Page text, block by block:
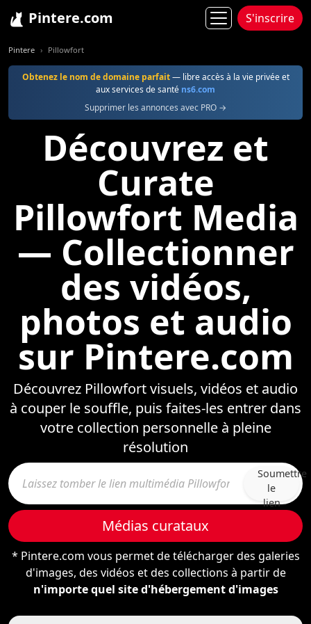
Pintere.com S'inscrire
Pintere Pillowfort
Obtenez le nom de domaine parfait— libre accès à la vie privée et
aux services de santé ns6.com
Supprimer les annonces avec PRO →
Découvrez et
Curate
Pillowfort Media
— Collectionner
des vidéos,
photos et audio
sur Pintere.com
Découvrez Pillowfort visuels, vidéos et audio
à couper le souffle, puis faites-les entrer dans
votre collection personnelle à pleine
résolution
Soumettre
le
lien
Médias curataux
* Pintere.com vous permet de télécharger des galeries
d'images, des vidéos et des collections à partir de
n'importe quel site d'hébergement d'images